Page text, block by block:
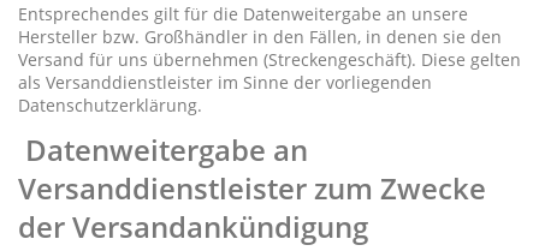
Entsprechendes gilt für die Datenweitergabe an unsere
Hersteller bzw. Großhändler in den Fällen, in denen sie den
Versand für uns übernehmen (Streckengeschäft). Diese gelten
als Versanddienstleister im Sinne der vorliegenden
Datenschutzerklärung.
Datenweitergabe an
Versanddienstleister zum Zwecke
der Versandankündigung